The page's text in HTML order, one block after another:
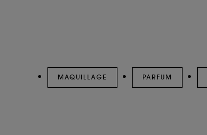
MAQUILLAGE PARFUM